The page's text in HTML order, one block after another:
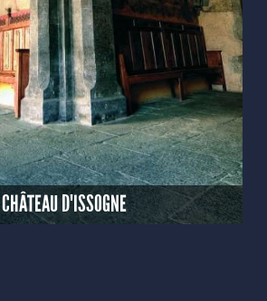
CHÂTEAU D'ISSOGNE